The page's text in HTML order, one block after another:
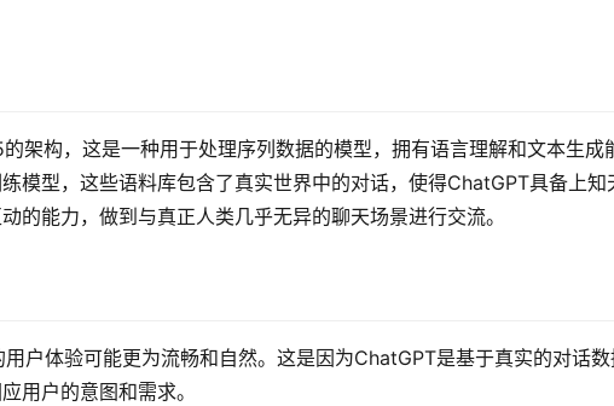
架构，这是一种用于处理序列数据的模型，拥有语言理解和文本生成
模型，这些语料库包含了真实世界中的对话，使得ChatGPT具备上知
的能力，做到与真正人类几乎无异的聊天场景进行交流。
户体验可能更为流畅和自然。这是因为ChatGPT是基于真实的对话
用户的意图和需求。